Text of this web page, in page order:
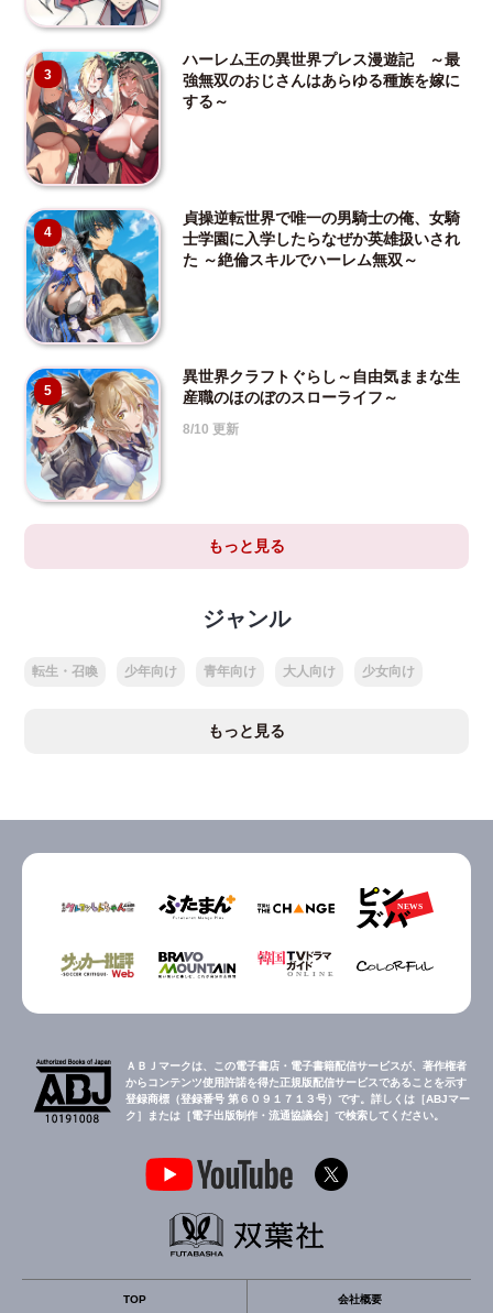
3
ハーレム王の異世界プレス漫遊記 ～最
強無双のおじさんはあらゆる種族を嫁に
する～
4
貞操逆転世界で唯一の男騎士の俺、女騎
士学園に入学したらなぜか英雄扱いされ
た ～絶倫スキルでハーレム無双～
5
異世界クラフトぐらし～自由気ままな生
産職のほのぼのスローライフ～
8/10 更新
もっと見る
ジャンル
転生・召喚 少年向け 青年向け 大人向け 少女向け
もっと見る
ＡＢＪマークは、この電子書店・電子書籍配信サービスが、著作権者
からコンテンツ使用許諾を得た正規版配信サービスであることを示す
登録商標（登録番号 第６０９１７１３号）です。詳しくは［ABJマー
ク］または［電子出版制作・流通協議会］で検索してください。
TOP 会社概要